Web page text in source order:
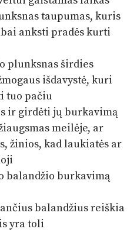
taupumas, kuris
anksti pradės kurti
plunksnas širdies
išdavystė, kuri
tuo pačiu
ir girdėti jų burkavimą
meilėje, ar
žinios, kad laukiatės ar
balandžio burkavimą
balandžius reiškia
yra toli